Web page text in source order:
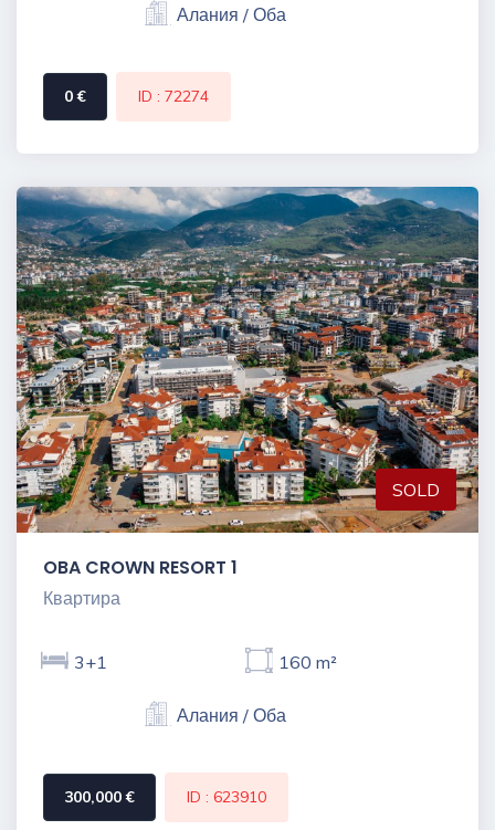
Алания / Оба
0 € ID : 72274
SOLD
OBA CROWN RESORT 1
Квартира
3+1 160 m²
Алания / Оба
300,000 € ID : 623910